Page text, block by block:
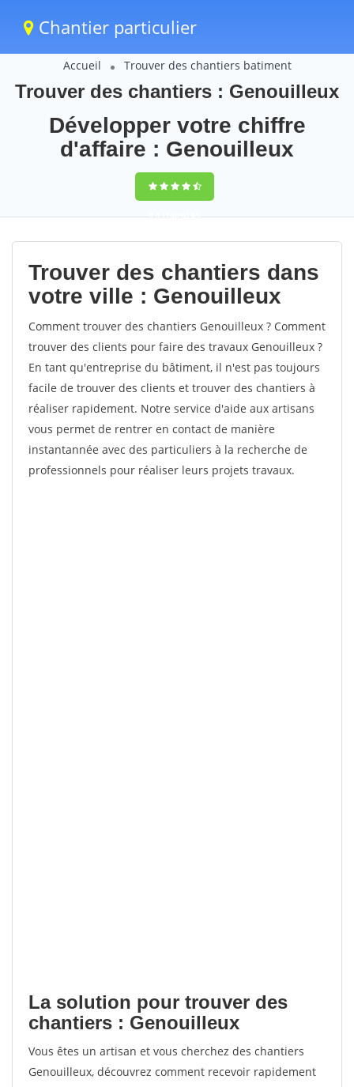
Chantier particulier
Accueil Trouver des chantiers batiment
Trouver des chantiers : Genouilleux
Développer votre chiffre
d'affaire : Genouilleux
9,5(100%)65
votes
Trouver des chantiers dans
votre ville : Genouilleux
Comment trouver des chantiers Genouilleux ? Comment
trouver des clients pour faire des travaux Genouilleux ?
En tant qu'entreprise du bâtiment, il n'est pas toujours
facile de trouver des clients et trouver des chantiers à
réaliser rapidement. Notre service d'aide aux artisans
vous permet de rentrer en contact de manière
instantannée avec des particuliers à la recherche de
professionnels pour réaliser leurs projets travaux.
La solution pour trouver des
chantiers : Genouilleux
Vous êtes un artisan et vous cherchez des chantiers
Genouilleux, découvrez comment recevoir rapidement